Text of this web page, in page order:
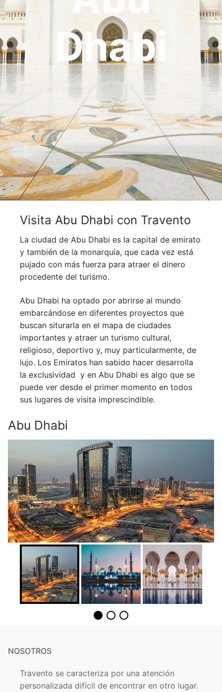
ORIENTE MEDIO
SUDAMÉRICADhabi
Visita Abu Dhabi con Travento
La ciudad de Abu Dhabi es la capital de emirato
y también de la monarquía, que cada vez está
pujado con más fuerza para atraer el dinero
procedente del turismo.
Abu Dhabi ha optado por abrirse al mundo
embarcándose en diferentes proyectos que
buscan siturarla en el mapa de ciudades
importantes y atraer un turismo cultural,
religioso, deportivo y, muy particularmente, de
lujo. Los Emiratos han sabido hacer desarrolla
la exclusividad y en Abu Dhabi es algo que se
puede ver desde el primer momento en todos
sus lugares de visita imprescindible.
Abu Dhabi
NOSOTROS
Travento se caracteriza por una atención
personalizada difícil de encontrar en otro lugar.